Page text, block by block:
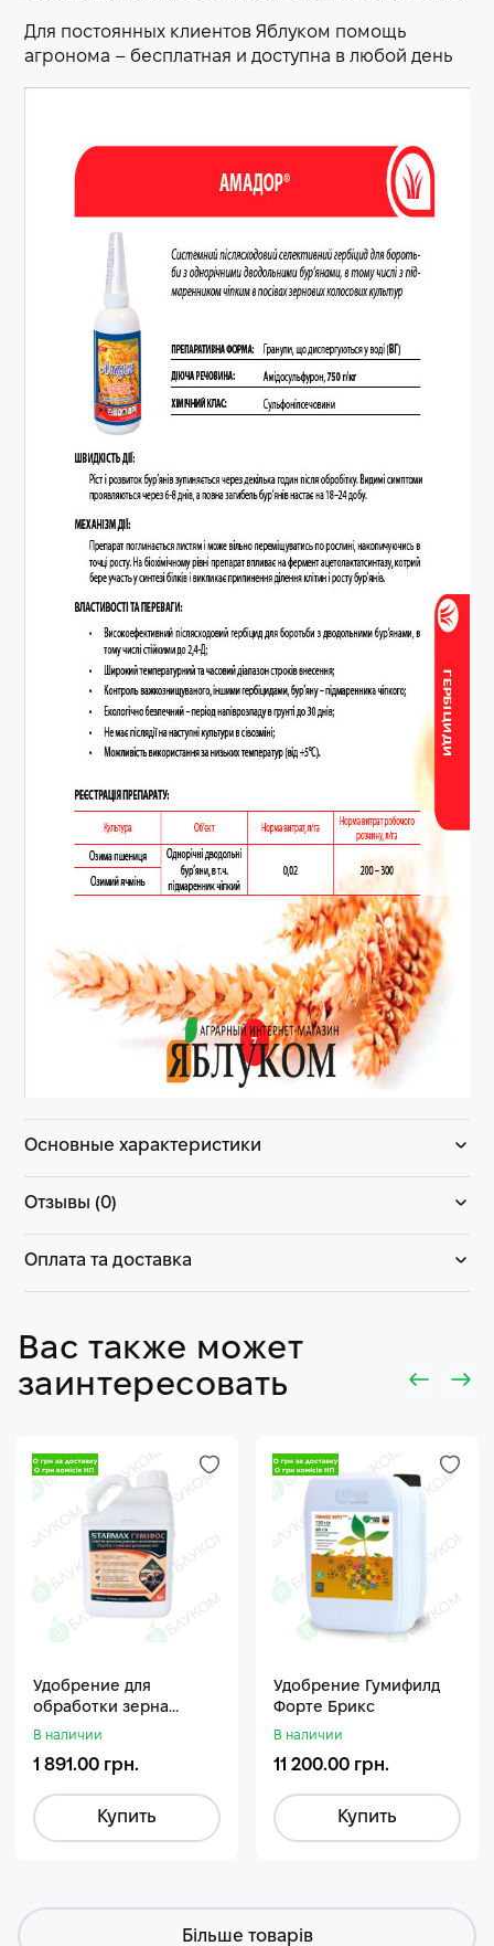
Для постоянных клиентов Яблуком помощь
агронома – бесплатная и доступна в любой день
Основные характеристики
Отзывы (0)
Оплата та доставка
Вас также может
заинтересовать
Удобрение для
обработки зерна
Стармакс Гумифос
В наличии
1 891.00 грн.
Купить
Удобрение Гумифилд
Форте Брикс
В наличии
11 200.00 грн.
Купить
Більше товарів